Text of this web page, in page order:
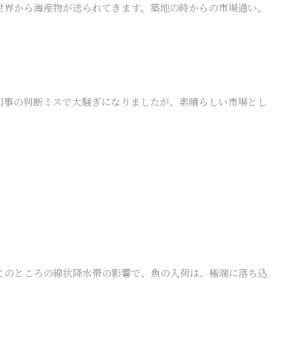
から海産物が送られてきます。築地の時からの市場通い。
の判断ミスで大騒ぎになりましたが、素晴らしい市場とし
ところの線状降水帯の影響で、魚の入荷は、極端に落ち込